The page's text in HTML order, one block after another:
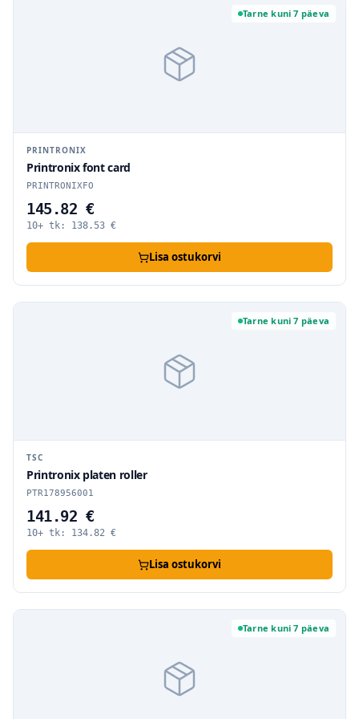
Tarne kuni 7 päeva
PRINTRONIX
Printronix font card
PRINTRONIXFO
145.82 €
10+ tk: 138.53 €
Lisa ostukorvi
Tarne kuni 7 päeva
TSC
Printronix platen roller
PTR178956001
141.92 €
10+ tk: 134.82 €
Lisa ostukorvi
Tarne kuni 7 päeva